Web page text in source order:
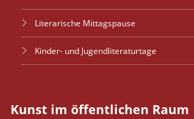
Literarische Mittagspause
Kinder- und Jugendliteraturtage
Kunst im öffentlichen Raum